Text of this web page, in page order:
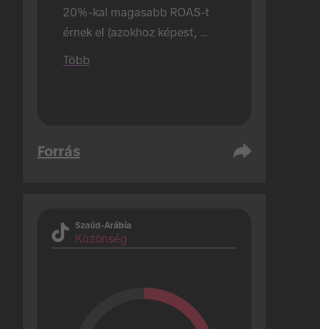
20%-kal magasabb ROAS-t
érnek el (azokhoz képest,
Több
Forrás
Szaúd-Arábia
Közönség